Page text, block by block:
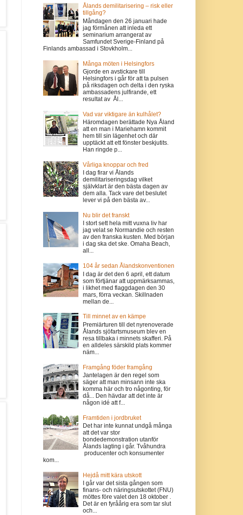
Ålands demilitarisering – risk eller
tillgång?
Måndagen den 26 januari hade
jag förmånen att inleda ett
seminarium arrangerat av
Samfundet Sverige-Finland på
Finlands ambassad i Stovkholm...
Många möten i Helsingfors
Gjorde en avstickare till
Helsingfors i går för att ta pulsen
på riksdagen och delta i den ryska
ambassadens julfirande, ett
resultat av Ål...
Vad var viktigare än kulhålet?
Häromdagen berättade Nya Åland
att en man i Mariehamn kommit
hem till sin lägenhet och där
upptäckt att ett fönster beskjutits.
Han ringde p...
Vårliga knoppar och fred
I dag firar vi Ålands
demilitariseringsdag vilket
självklart är den bästa dagen av
dem alla. Tack vare det beslutet
lever vi på den bästa av...
Nu blir det franskt
I stort sett hela mitt vuxna liv har
jag velat se Normandie och resten
av den franska kusten. Med början
i dag ska det ske. Omaha Beach,
all...
104 år sedan Ålandskonventionen
I dag är det den 6 april, ett datum
som förtjänar att uppmärksammas,
i likhet med flaggdagen den 30
mars, förra veckan. Skillnaden
mellan de...
Till minnet av en kämpe
Premiärturen till det nyrenoverade
Ålands sjöfartsmuseum blev en
resa tillbaka i minnets skafferi. På
en alldeles särskild plats kommer
näm...
Framgång föder framgång
Jantelagen är den regel som
säger att man minsann inte ska
komma här och tro någonting, för
då... Den hävdar att det inte är
någon idé att f...
Framtiden i jordbruket
Det har inte kunnat undgå många
att det var stor
bondedemonstration utanför
Ålands lagting i går. Tvåhundra
producenter och konsumenter
kom...
Hejdå mitt kära utskott
I går var det sista gången som
finans- och näringsutskottet (FNU)
möttes före valet den 18 oktober .
Det är en fyråårig era som tar slut
och...